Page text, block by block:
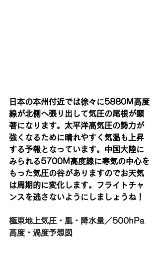
日本の本州付近では徐々に5880M高度
線が北側へ張り出して気圧の尾根が顕
著になります。太平洋高気圧の勢力が
強くなるために晴れやすく気温も上昇
する予報となっています。中国大陸に
みられる5700M高度線に寒気の中心を
もった気圧の谷がありますのでお天気
は周期的に変化します。フライトチャ
ンスを逃さないようにしましょうね！
極東地上気圧・風・降水量／500hPa
高度・渦度予想図